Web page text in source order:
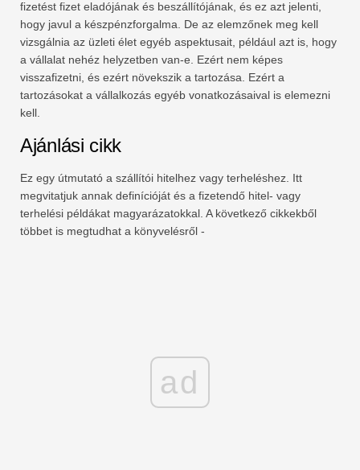
fizetést fizet eladójának és beszállítójának, és ez azt jelenti,
hogy javul a készpénzforgalma. De az elemzőnek meg kell
vizsgálnia az üzleti élet egyéb aspektusait, például azt is, hogy
a vállalat nehéz helyzetben van-e. Ezért nem képes
visszafizetni, és ezért növekszik a tartozása. Ezért a
tartozásokat a vállalkozás egyéb vonatkozásaival is elemezni
kell.
Ajánlási cikk
Ez egy útmutató a szállítói hitelhez vagy terheléshez. Itt
megvitatjuk annak definícióját és a fizetendő hitel- vagy
terhelési példákat magyarázatokkal. A következő cikkekből
többet is megtudhat a könyvelésről -
ad